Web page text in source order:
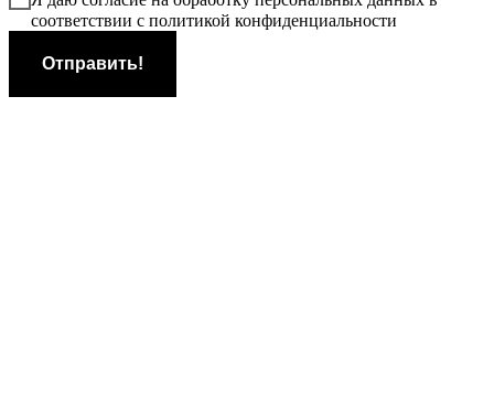
соответствии с политикой конфиденциальности
Отправить!